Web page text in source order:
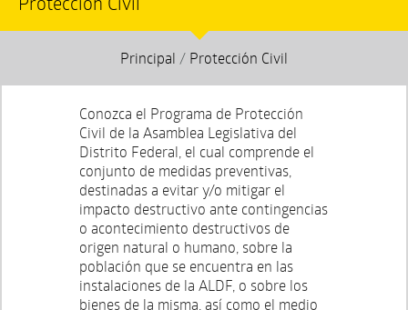
Principal / Protección Civil
Conozca el Programa de Protección
Civil de la Asamblea Legislativa del
Distrito Federal, el cual comprende el
conjunto de medidas preventivas,
destinadas a evitar y/o mitigar el
impacto destructivo ante contingencias
o acontecimiento destructivos de
origen natural o humano, sobre la
población que se encuentra en las
instalaciones de la ALDF, o sobre los
bienes de la misma, así como el medio